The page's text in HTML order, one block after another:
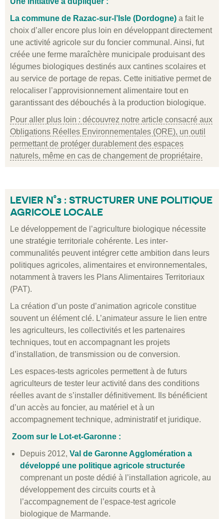
La commune de Razac-sur-l’Isle (Dordogne) a fait le
choix d’aller encore plus loin en développant directement
une activité agricole sur du foncier communal. Ainsi, fut
créée une ferme maraîchère municipale produisant des
légumes biologiques destinés aux cantines scolaires et
au service de portage de repas. Cette initiative permet de
relocaliser l’approvisionnement alimentaire tout en
garantissant des débouchés à la production biologique.
Pour aller plus loin : découvrez notre article consacré aux
Obligations Réelles Environnementales (ORE), un outil
permettant de protéger durablement des espaces
naturels, même en cas de changement de propriétaire.
LEVIER N°3 : STRUCTURER UNE POLITIQUE
AGRICOLE LOCALE
Le développement de l’agriculture biologique nécessite
une stratégie territoriale cohérente. Les inter-
communalités peuvent intégrer cette ambition dans leurs
politiques agricoles, alimentaires et environnementales,
notamment à travers les Plans Alimentaires Territoriaux
(PAT).
La création d’un poste d’animation agricole constitue
souvent un élément clé. L’animateur assure le lien entre
les agriculteurs, les collectivités et les partenaires
techniques, tout en accompagnant les projets
d’installation, de transmission ou de conversion.
Les espaces-tests agricoles permettent à de futurs
agriculteurs de tester leur activité dans des conditions
réelles avant de s’installer définitivement. Ils bénéficient
d’un accès au foncier, au matériel et à un
accompagnement technique, administratif et juridique.
Zoom sur le Lot-et-Garonne :
Depuis 2012, Val de Garonne Agglomération a
développé une politique agricole structurée
comprenant un poste dédié à l’installation agricole, au
développement des circuits courts et à
l’accompagnement de l’espace-test agricole
biologique de Marmande.